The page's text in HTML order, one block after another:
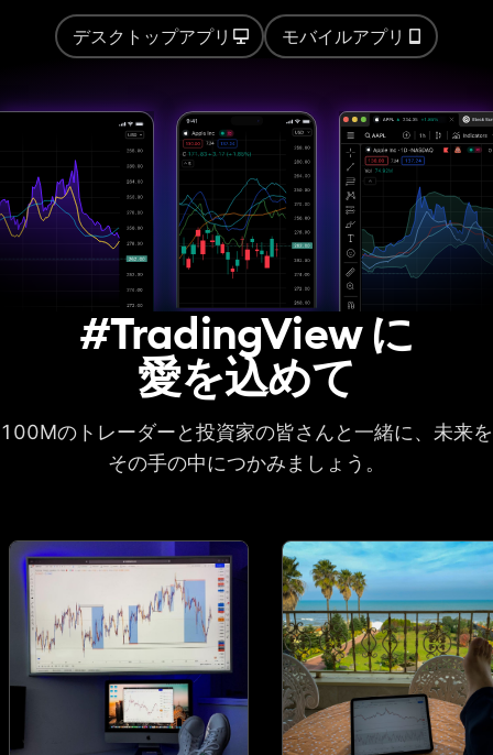
計算時間の制限 20秒 40秒 40秒
ターン
ストラテジーバックテス
基本的なレポート指
標
高度なレポート指標
取引履歴をCSVでエ
レポートをXLSXでエ
ディープバックテス
ト
ヒストリカルバーの
クごとの実行
ウォッチリスト
ウォッチリストの数 1
ウォッチリストごと
30 1,000 1,000
デスクトップアプリ モバイルアプリ
#TradingView に
愛を込めて
100Mのトレーダーと投資家の皆さんと一緒に、未来を
その手の中につかみましょう。